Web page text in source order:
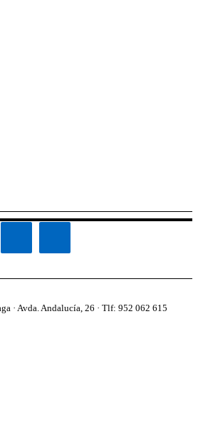
· Avda. Andalucía, 26 · Tlf: 952 062 615